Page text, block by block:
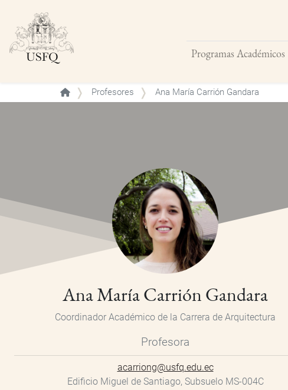
Programas Académicos
Buscar
Profesores Ana María Carrión Gandara
Ana María Carrión Gandara
Coordinador Académico de la Carrera de Arquitectura
Profesora
acarriong@usfq.edu.ec
Edificio Miguel de Santiago, Subsuelo MS-004C